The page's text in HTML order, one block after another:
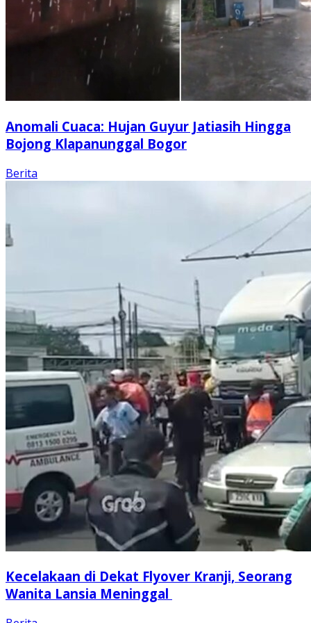
Anomali Cuaca: Hujan Guyur Jatiasih Hingga
Bojong Klapanunggal Bogor
Berita
Kecelakaan di Dekat Flyover Kranji, Seorang
Wanita Lansia Meninggal